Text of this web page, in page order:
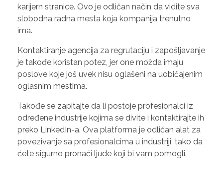
karijern stranice. Ovo je odličan način da vidite sva
slobodna radna mesta koja kompanija trenutno
ima.
Kontaktiranje agencija za regrutaciju i zapošljavanje
je takođe koristan potez, jer one možda imaju
poslove koje još uvek nisu oglašeni na uobičajenim
oglasnim mestima.
Takođe se zapitajte da li postoje profesionalci iz
određene industrije kojima se divite i kontaktirajte ih
preko LinkedIn-a. Ova platforma je odličan alat za
povezivanje sa profesionalcima u industriji, tako da
ćete sigurno pronaći ljude koji bi vam pomogli.